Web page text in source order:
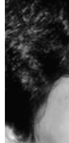
《历史与争论 ———
《当下中国“数字人
《大众叙事与社会